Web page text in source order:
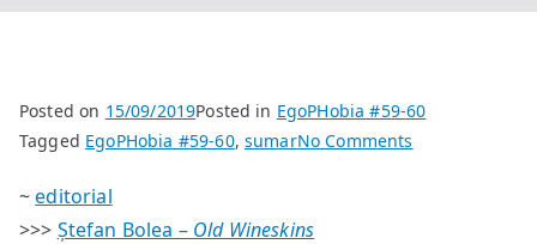
Posted on 15/09/2019Posted in EgoPHobia #59-60
Tagged EgoPHobia #59-60,sumarNo Comments
~editorial
>>> Ștefan Bolea – Old Wineskins